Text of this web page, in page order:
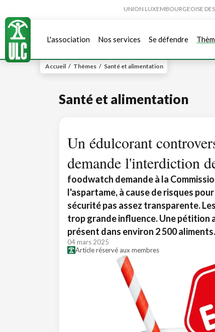
UNION LUXEMBOURGEOISE
L'association Nos services Se défendre
Accueil / Thèmes / Santé et alimentation
Santé et alimentation
Un édulcorant
demande l'interdiction
foodwatch demande à la
l'aspartame, à cause de risques
sécurité pas assez transparente.
trop grande influence. Une pétition
présent dans environ 2 500 aliments.
04 mars 2025
Article réservé aux membres